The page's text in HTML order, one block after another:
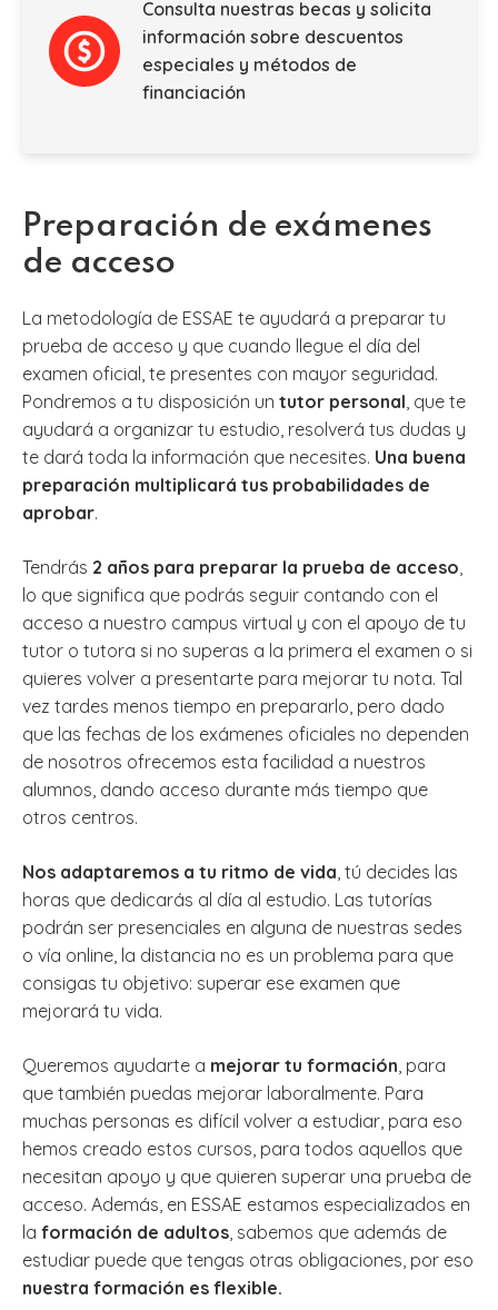
Consulta nuestras becas y solicita
información sobre descuentos
especiales y métodos de
financiación
Preparación de exámenes
de acceso
La metodología de ESSAE te ayudará a preparar tu
prueba de acceso y que cuando llegue el día del
examen oficial, te presentes con mayor seguridad.
Pondremos a tu disposición un tutor personal, que te
ayudará a organizar tu estudio, resolverá tus dudas y
te dará toda la información que necesites. Una buena
preparación multiplicará tus probabilidades de
aprobar.
Tendrás 2 años para preparar la prueba de acceso,
lo que significa que podrás seguir contando con el
acceso a nuestro campus virtual y con el apoyo de tu
tutor o tutora si no superas a la primera el examen o si
quieres volver a presentarte para mejorar tu nota. Tal
vez tardes menos tiempo en prepararlo, pero dado
que las fechas de los exámenes oficiales no dependen
de nosotros ofrecemos esta facilidad a nuestros
alumnos, dando acceso durante más tiempo que
otros centros.
Nos adaptaremos a tu ritmo de vida, tú decides las
horas que dedicarás al día al estudio. Las tutorías
podrán ser presenciales en alguna de nuestras sedes
o vía online, la distancia no es un problema para que
consigas tu objetivo: superar ese examen que
mejorará tu vida.
Queremos ayudarte a mejorar tu formación, para
que también puedas mejorar laboralmente. Para
muchas personas es difícil volver a estudiar, para eso
hemos creado estos cursos, para todos aquellos que
necesitan apoyo y que quieren superar una prueba de
acceso. Además, en ESSAE estamos especializados en
la formación de adultos, sabemos que además de
estudiar puede que tengas otras obligaciones, por eso
nuestra formación es flexible.